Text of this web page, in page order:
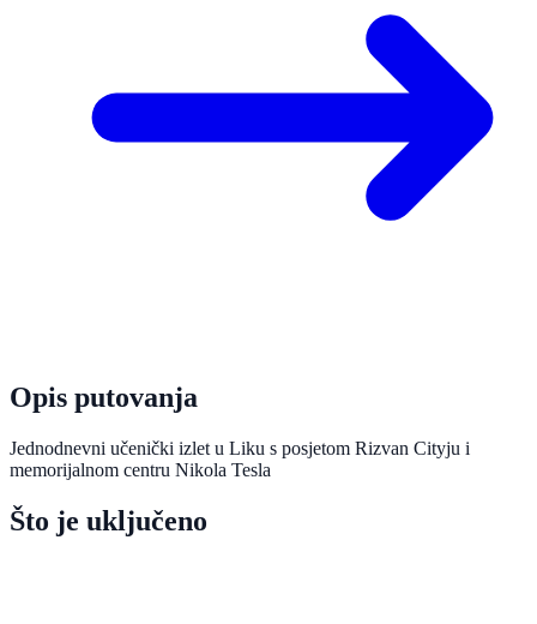
Opis putovanja
Jednodnevni učenički izlet u Liku s posjetom Rizvan Cityju i
memorijalnom centru Nikola Tesla
Što je uključeno